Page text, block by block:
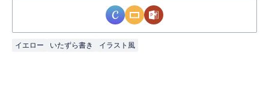
イエロー いたずら書き イラスト風